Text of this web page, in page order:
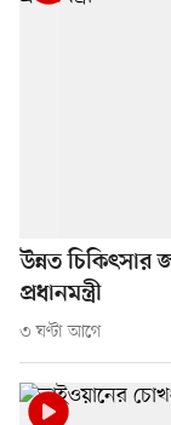
উন্নত চিকিৎসার
প্রধানমন্ত্রী
৩ ঘণ্টা আগে